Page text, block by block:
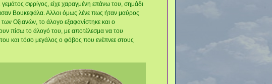
σφρίγος, είχε χαραγμένη επάνω του, σημάδι
Βουκεφάλα. Αλλοι όμως λένε πως ήταν μαύρος
Οξιανών, το άλογο εξαφανίστηκε και ο
πίσω το άλογό του, με αποτέλεσμα να του
και τόσο μεγάλος ο φόβος που ενέπνεε στους